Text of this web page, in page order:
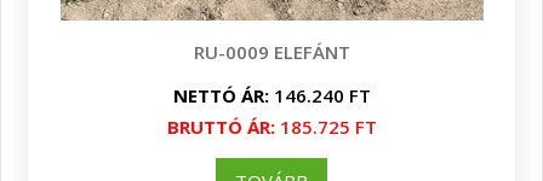
RU-0009 ELEFÁNT
NETTÓ ÁR:146.240 FT
BRUTTÓ ÁR:185.725 FT